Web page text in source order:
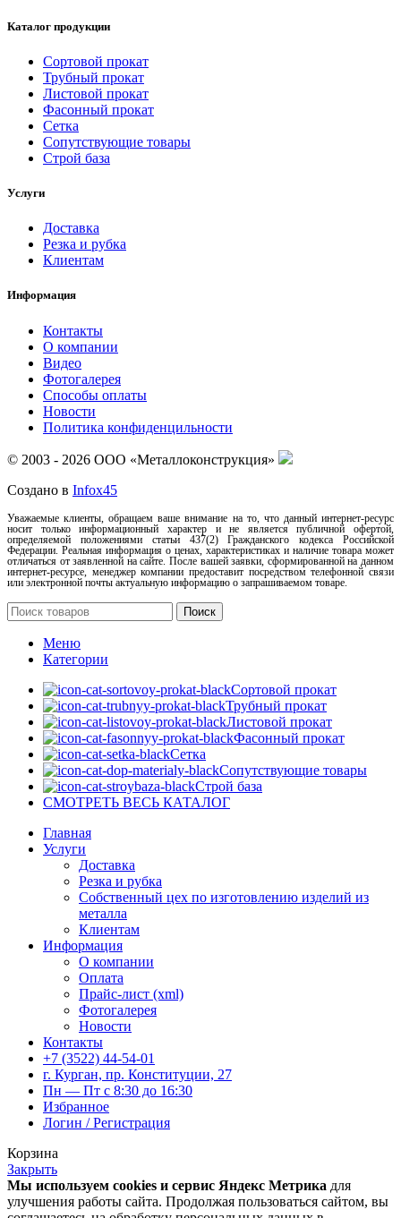
Каталог продукции
Сортовой прокат
Трубный прокат
Листовой прокат
Фасонный прокат
Сетка
Сопутствующие товары
Строй база
Услуги
Доставка
Резка и рубка
Клиентам
Информация
Контакты
О компании
Видео
Фотогалерея
Способы оплаты
Новости
Политика конфиденцильности
© 2003 - 2026 ООО «Металлоконструкция»
Создано в Infox45
Уважаемые клиенты, обращаем ваше внимание на то, что данный интернет-ресурс
носит только информационный характер и не является публичной офертой,
определяемой положениями статьи 437(2) Гражданского кодекса Российской
Федерации. Реальная информация о ценах, характеристиках и наличие товара может
отличаться от заявленной на сайте. После вашей заявки, сформированной на данном
интернет-ресурсе, менеджер компании предоставит посредством телефонной связи
или электронной почты актуальную информацию о запрашиваемом товаре.
Поиск
Меню
Категории
Сортовой прокат
Трубный прокат
Листовой прокат
Фасонный прокат
Сетка
Сопутствующие товары
Строй база
СМОТРЕТЬ ВЕСЬ КАТАЛОГ
Главная
Услуги
Доставка
Резка и рубка
Собственный цех по изготовлению изделий из
металла
Клиентам
Информация
О компании
Оплата
Прайс-лист (xml)
Фотогалерея
Новости
Контакты
+7 (3522) 44-54-01
г. Курган, пр. Конституции, 27
Пн — Пт с 8:30 до 16:30
Избранное
Логин / Регистрация
Корзина
Закрыть
Мы используем cookies и сервис Яндекс Метрика для
улучшения работы сайта. Продолжая пользоваться сайтом, вы